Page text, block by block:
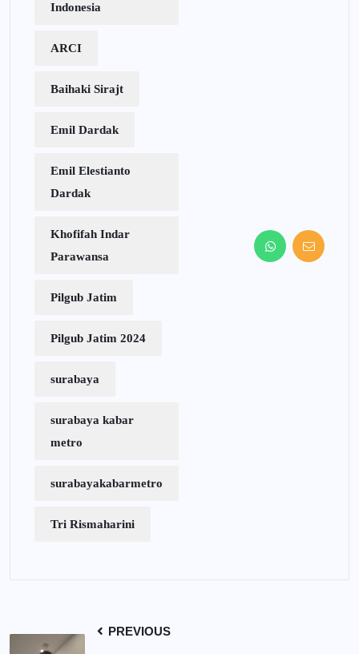
Indonesia
ARCI
Baihaki Sirajt
Emil Dardak
Emil Elestianto
Dardak
Khofifah Indar
Parawansa
Pilgub Jatim
Pilgub Jatim 2024
surabaya
surabaya kabar
metro
surabayakabarmetro
Tri Rismaharini
PREVIOUS